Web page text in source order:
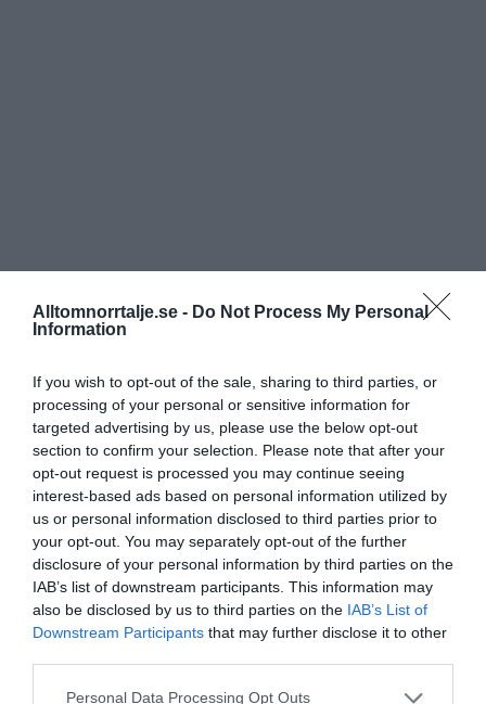
Alltomnorrtalje.se - Do Not Process My Personal
Information
If you wish to opt-out of the sale, sharing to third parties, or
processing of your personal or sensitive information for
targeted advertising by us, please use the below opt-out
section to confirm your selection. Please note that after your
opt-out request is processed you may continue seeing
interest-based ads based on personal information utilized by
us or personal information disclosed to third parties prior to
your opt-out. You may separately opt-out of the further
disclosure of your personal information by third parties on the
IAB’s list of downstream participants. This information may
also be disclosed by us to third parties on the IAB’s List of
Downstream Participants that may further disclose it to other
Personal Data Processing Opt Outs